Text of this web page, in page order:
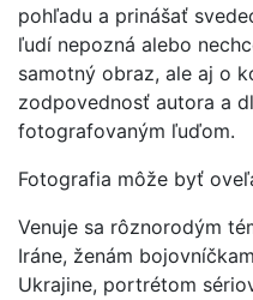
pohľadu a prinášať
ľudí nepozná alebo
samotný obraz, ale aj o
zodpovednosť autora a
fotografovaným ľuďom.
Fotografia môže byť
Venuje sa rôznorodým
Iráne, ženám
Ukrajine, portrétom